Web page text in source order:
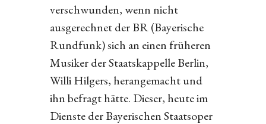
verschwunden, wenn nicht
ausgerechnet der BR (Bayerische
Rundfunk) sich an einen früheren
Musiker der Staatskappelle Berlin,
Willi Hilgers, herangemacht und
ihn befragt hätte. Dieser, heute im
Dienste der Bayerischen Staatsoper